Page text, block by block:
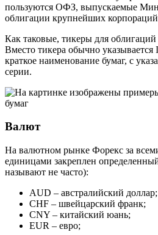
пользуются ОФЗ, выпускаемые
облигации крупнейших
Как таковые, тикеры для
Вместо тикера обычно указывается
краткое наименование бумаг, с
серии.
Валют
На валютном рынке Форекс за
единицами закреплен
называют не часто):
AUD – австралийский доллар;
CHF – швейцарский франк;
CNY – китайский юань;
EUR – евро;